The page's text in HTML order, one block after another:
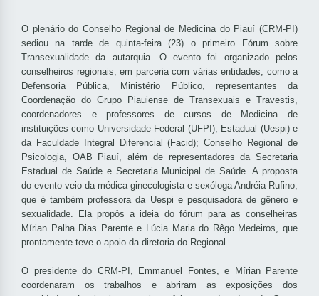
O plenário do Conselho Regional de Medicina do Piauí (CRM-PI)
sediou na tarde de quinta-feira (23) o primeiro Fórum sobre
Transexualidade da autarquia. O evento foi organizado pelos
conselheiros regionais, em parceria com várias entidades, como a
Defensoria Pública, Ministério Público, representantes da
Coordenação do Grupo Piauiense de Transexuais e Travestis,
coordenadores e professores de cursos de Medicina de
instituições como Universidade Federal (UFPI), Estadual (Uespi) e
da Faculdade Integral Diferencial (Facid); Conselho Regional de
Psicologia, OAB Piauí, além de representadores da Secretaria
Estadual de Saúde e Secretaria Municipal de Saúde. A proposta
do evento veio da médica ginecologista e sexóloga Andréia Rufino,
que é também professora da Uespi e pesquisadora de gênero e
sexualidade. Ela propôs a ideia do fórum para as conselheiras
Mírian Palha Dias Parente e Lúcia Maria do Rêgo Medeiros, que
prontamente teve o apoio da diretoria do Regional.
O presidente do CRM-PI, Emmanuel Fontes, e Mírian Parente
coordenaram os trabalhos e abriram as exposições dos